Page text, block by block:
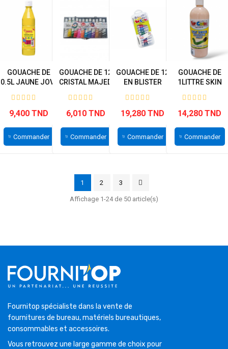
GOUACHE DE
0.5L JAUNE JOVI
9,400 TND
Commander
GOUACHE DE 12
CRISTAL MAJED
6,010 TND
Commander
GOUACHE DE 12
EN BLISTER
19,280 TND
Commander
GOUACHE DE
1LITTRE SKIN
14,280 TND
Commander
1 2 3
Affichage 1-24 de 50 article(s)
Fournitop spécialiste dans la vente de
fournitures de bureau, matériels bureautiques,
consommables et accessoires.
Vous retrouvez une large gamme de choix pour